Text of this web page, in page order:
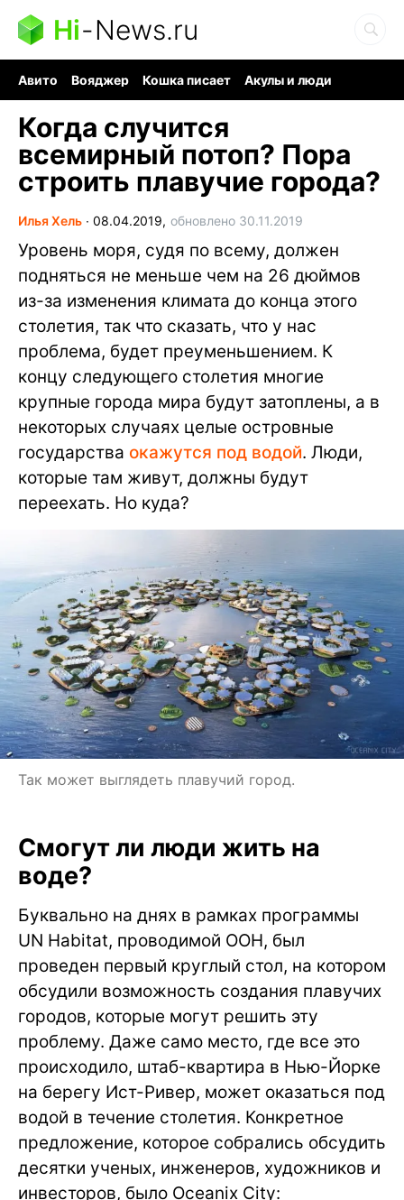
Hi-News.ru
Авито Вояджер Кошка писает
Акулы и люди
Когда случится
всемирный потоп? Пора
строить плавучие города?
Илья Хель ∙ 08.04.2019, обновлено 30.11.2019
Уровень моря, судя по всему, должен
подняться не меньше чем на 26 дюймов
из-за изменения климата до конца этого
столетия, так что сказать, что у нас
проблема, будет преуменьшением. К
концу следующего столетия многие
крупные города мира будут затоплены, а в
некоторых случаях целые островные
государства окажутся под водой. Люди,
которые там живут, должны будут
переехать. Но куда?
Так может выглядеть плавучий город.
Смогут ли люди жить на
воде?
Буквально на днях в рамках программы
UN Habitat, проводимой ООН, был
проведен первый круглый стол, на котором
обсудили возможность создания плавучих
городов, которые могут решить эту
проблему. Даже само место, где все это
происходило, штаб-квартира в Нью-Йорке
на берегу Ист-Ривер, может оказаться под
водой в течение столетия. Конкретное
предложение, которое собрались обсудить
десятки ученых, инженеров, художников и
инвесторов, было Oceanix City: